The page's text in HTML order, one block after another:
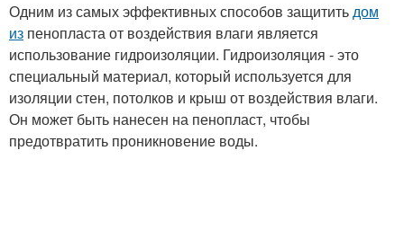
Одним из самых эффективных способов защититьдом
из пенопласта от воздействия влаги является
использование гидроизоляции. Гидроизоляция - это
специальный материал, который используется для
изоляции стен, потолков и крыш от воздействия влаги.
Он может быть нанесен на пенопласт, чтобы
предотвратить проникновение воды.